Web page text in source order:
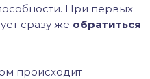
При первых
сразу же обратиться
происходит